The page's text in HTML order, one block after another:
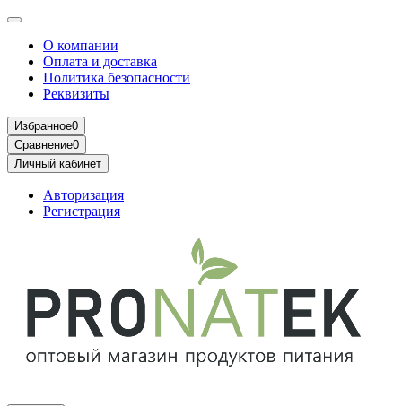
О компании
Оплата и доставка
Политика безопасности
Реквизиты
Избранное0
Сравнение0
Личный кабинет
Авторизация
Регистрация